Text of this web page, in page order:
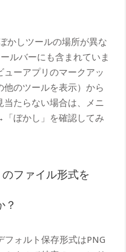
かしツールの場所が異な
ルバーにも含まれていま
ーアプリのマークアッ
のツールを表示）から
たらない場合は、メニ
ぼかし」を確認してみ
ファイル形式を
？
フォルト保存形式はPNG